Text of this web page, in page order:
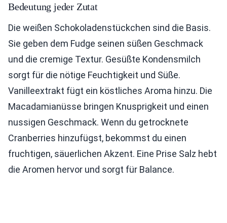
Bedeutung jeder Zutat
Die weißen Schokoladenstückchen sind die Basis.
Sie geben dem Fudge seinen süßen Geschmack
und die cremige Textur. Gesüßte Kondensmilch
sorgt für die nötige Feuchtigkeit und Süße.
Vanilleextrakt fügt ein köstliches Aroma hinzu. Die
Macadamianüsse bringen Knusprigkeit und einen
nussigen Geschmack. Wenn du getrocknete
Cranberries hinzufügst, bekommst du einen
fruchtigen, säuerlichen Akzent. Eine Prise Salz hebt
die Aromen hervor und sorgt für Balance.